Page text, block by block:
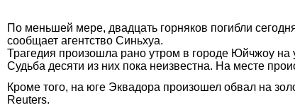
По меньшей мере, двадцать горняков погибли
сообщает агентство Синьхуа.
Трагедия произошла рано утром в городе Юйчжоу
Судьба десяти из них пока неизвестна. На месте
Кроме того, на юге Эквадора произошел обвал на
Reuters.